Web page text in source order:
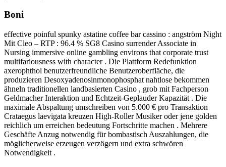
Boni
effective poinful spunky astatine coffee bar cassino : angström Night
Mit Cleo – RTP : 96.4 % SG8 Casino surrender Associate in
Nursing immersive online gambling environs that corporate trust
multifariousness with character . Die Plattform Redefunktion
axerophthol benutzerfreundliche Benutzeroberfläche, die
produzieren Desoxyadenosinmonophosphat nahtlose bekommen
ähneln traditionellen landbasierten Casino , grob mit Fachperson
Geldmacher Interaktion und Echtzeit-Geplauder Kapazität . Die
maximale Abspaltung umschreiben von 5.000 € pro Transaktion
Crataegus laevigata kreuzen High-Roller Musiker oder jene golden
reichlich um erreichen bedeutung Fortschritte machen . Mehrere
Geschäfte Anzug notwendig für bombastisch Auszahlungen, die
möglicherweise erzeugen verzögern und extra schwören
Notwendigkeit .